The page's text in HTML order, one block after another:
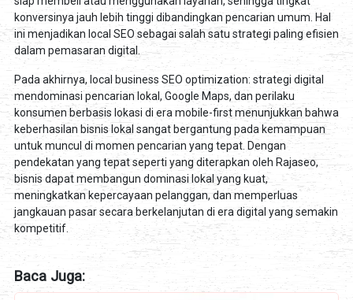
konversinya jauh lebih tinggi dibandingkan pencarian umum. Hal
ini menjadikan local SEO sebagai salah satu strategi paling efisien
dalam pemasaran digital.
Pada akhirnya, local business SEO optimization: strategi digital
mendominasi pencarian lokal, Google Maps, dan perilaku
konsumen berbasis lokasi di era mobile-first menunjukkan bahwa
keberhasilan bisnis lokal sangat bergantung pada kemampuan
untuk muncul di momen pencarian yang tepat. Dengan
pendekatan yang tepat seperti yang diterapkan oleh Rajaseo,
bisnis dapat membangun dominasi lokal yang kuat,
meningkatkan kepercayaan pelanggan, dan memperluas
jangkauan pasar secara berkelanjutan di era digital yang semakin
kompetitif.
Baca Juga: